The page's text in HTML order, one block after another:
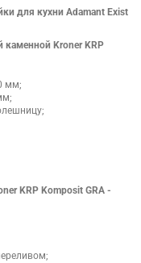
для кухни Adamant Exist
каменной Kroner KRP
мм;
KRP Komposit GRA -